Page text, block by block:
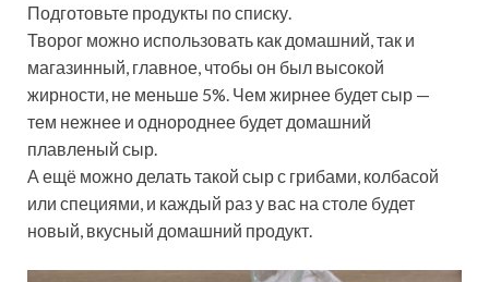
Подготовьте продукты по списку.
Творог можно использовать как домашний, так и
магазинный, главное, чтобы он был высокой
жирности, не меньше 5%. Чем жирнее будет сыр —
тем нежнее и однороднее будет домашний
плавленый сыр.
А ещё можно делать такой сыр с грибами, колбасой
или специями, и каждый раз у вас на столе будет
новый, вкусный домашний продукт.